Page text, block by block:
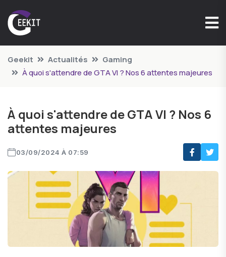
Geekit Actualités
Gaming
À quoi s'attendre de GTA VI ? Nos 6 attentes majeures
À quoi s'attendre de GTA VI ? Nos 6
attentes majeures
03/09/2024 À 07:59